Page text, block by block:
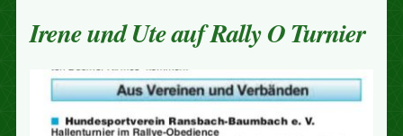
Irene und Ute auf Rally O Turnier